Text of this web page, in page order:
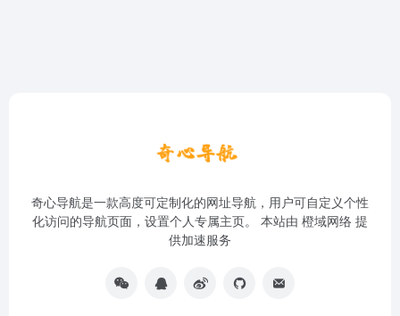
奇心导航是一款高度可定制化的网址导航，用户可自定义个性
化访问的导航页面，设置个人专属主页。 本站由 橙域网络 提
供加速服务